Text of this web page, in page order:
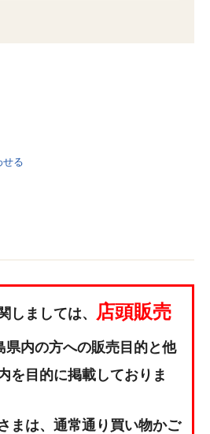
せる
ましては、
店頭販売
県内の方への販売目的と他
を目的に掲載しておりま
まは、通常通り買い物かご